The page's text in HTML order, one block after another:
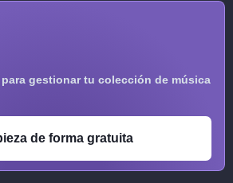
gestionar tu colección de música
de forma gratuita